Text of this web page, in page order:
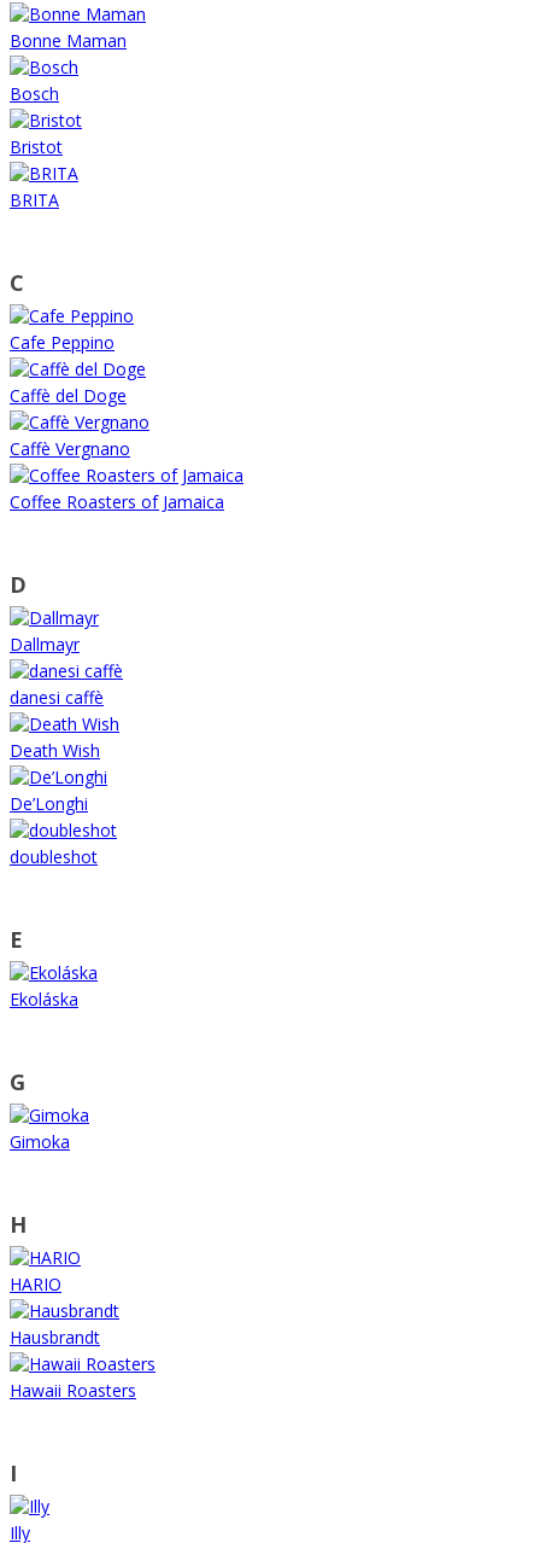
Bonne Maman
Bosch
Bristot
BRITA
C
Cafe Peppino
Caffè del Doge
Caffè Vergnano
Coffee Roasters of Jamaica
D
Dallmayr
danesi caffè
Death Wish
De’Longhi
doubleshot
E
Ekoláska
G
Gimoka
H
HARIO
Hausbrandt
Hawaii Roasters
I
Illy